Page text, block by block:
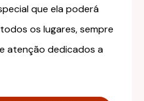
que ela poderá
os lugares, sempre
atenção dedicados a